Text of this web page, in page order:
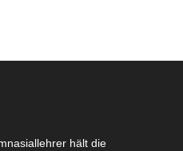
hält die